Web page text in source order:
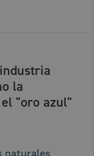
la
"oro azul"
naturales